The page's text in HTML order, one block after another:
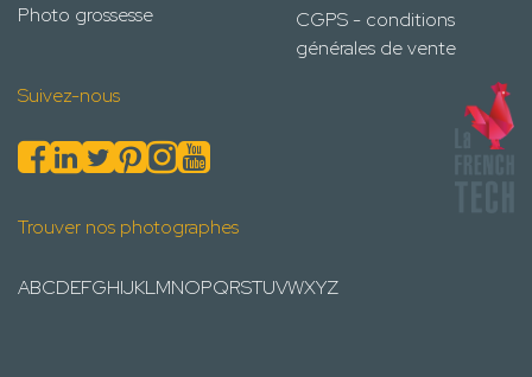
Photo grossesse
CGPS - conditions
générales de vente
Suivez-nous
Trouver nos photographes
ABCDEFGHIJKLMNOPQRSTUVWXYZ